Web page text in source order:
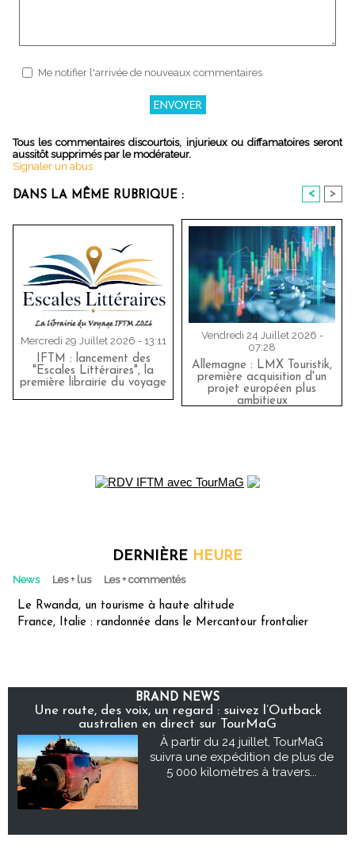
Me notifier l'arrivée de nouveaux commentaires
Tous les commentaires discourtois, injurieux ou diffamatoires seront
aussitôt supprimés par le modérateur.
Signaler un abus
DANS LA MÊME RUBRIQUE : < >
Mercredi 29 Juillet 2026 - 13:11
IFTM : lancement des
"Escales Littéraires", la
première librairie du voyage
Vendredi 24 Juillet 2026 -
07:28
Allemagne : LMX Touristik,
première acquisition d'un
projet européen plus
ambitieux
DERNIÈRE HEURE
News Les + lus Les + commentés
Le Rwanda, un tourisme à haute altitude
France, Italie : randonnée dans le Mercantour frontalier
BRAND NEWS
Une route, des voix, un regard : suivez l’Outback
australien en direct sur TourMaG
À partir du 24 juillet, TourMaG
suivra une expédition de plus de
5 000 kilomètres à travers...